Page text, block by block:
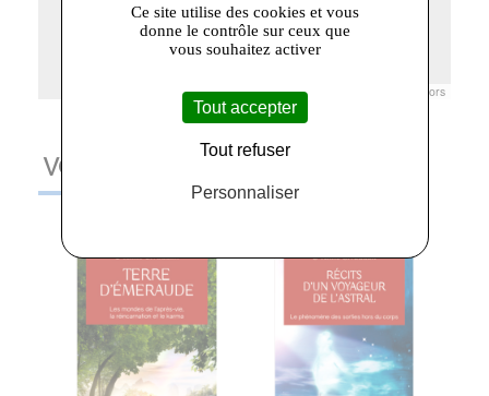
© Openstreetmap France | ©OpenStreetMap contributors
VOUS AIMEREZ AUSSI
Ce site utilise des cookies et vous
donne le contrôle sur ceux que
vous souhaitez activer
Tout accepter
Tout refuser
Personnaliser